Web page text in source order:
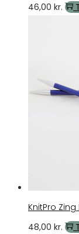
46,00 kr.
KnitPro
48,00 kr.